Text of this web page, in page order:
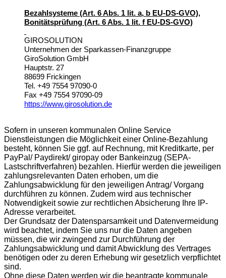
Bezahlsysteme (Art. 6 Abs. 1 lit. a, b EU-DS-GVO),
Bonitätsprüfung (Art. 6 Abs. 1 lit. f EU-DS-GVO)
GIROSOLUTION
Unternehmen der Sparkassen-Finanzgruppe
GiroSolution GmbH
Hauptstr. 27
88699 Frickingen
Tel. +49 7554 97090-0
Fax +49 7554 97090-09
https://www.girosolution.de
Sofern in unseren kommunalen Online Service
Dienstleistungen die Möglichkeit einer Online-Bezahlung
besteht, können Sie ggf. auf Rechnung, mit Kreditkarte, per
PayPal/ Paydirekt/ giropay oder Bankeinzug (SEPA-
Lastschriftverfahren) bezahlen. Hierfür werden die jeweiligen
zahlungsrelevanten Daten erhoben, um die
Zahlungsabwicklung für den jeweiligen Antrag/ Vorgang
durchführen zu können. Zudem wird aus technischer
Notwendigkeit sowie zur rechtlichen Absicherung Ihre IP-
Adresse verarbeitet.
Der Grundsatz der Datensparsamkeit und Datenvermeidung
wird beachtet, indem Sie uns nur die Daten angeben
müssen, die wir zwingend zur Durchführung der
Zahlungsabwicklung und damit Abwicklung des Vertrages
benötigen oder zu deren Erhebung wir gesetzlich verpflichtet
sind.
Ohne diese Daten werden wir die beantragte kommunale